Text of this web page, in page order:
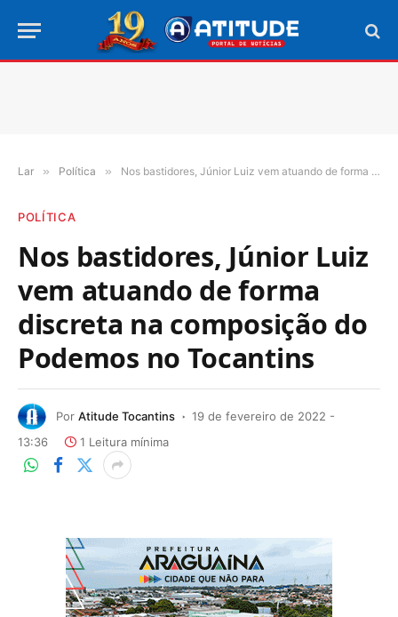
Lar » Política » Nos bastidores, Júnior Luiz vem atuando de forma discreta na composição do Podemos no Tocantins
POLÍTICA
Nos bastidores, Júnior Luiz
vem atuando de forma
discreta na composição do
Podemos no Tocantins
Por Atitude Tocantins
19 de fevereiro de 2022 -
13:36
1 Leitura mínima